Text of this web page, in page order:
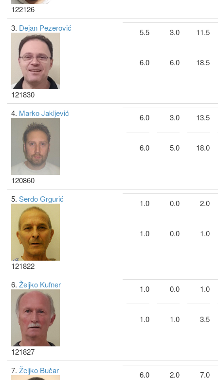
122126
3. Dejan Pezerović
121830
5.5
6.0
3.0
6.0
11.5
18.5
4. Marko Jakljević
120860
6.0
6.0
3.0
5.0
13.5
18.0
5. Serđo Grgurić
121822
1.0
1.0
0.0
0.0
2.0
1.0
6. Željko Kufner
121827
1.0
1.0
0.0
1.0
1.0
3.5
7. Željko Bučar 6.0 2.0 7.0